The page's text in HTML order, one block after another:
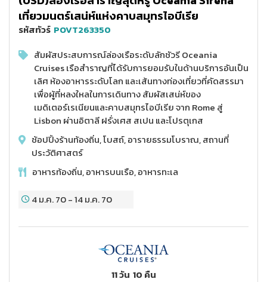
เที่ยวมนตร์เสน่ห์แห่งคาบสมุทรไอบีเรีย
รหัสทัวร์ POVT263350
สัมผัสประสบการณ์ล่องเรือระดับลักชัวรี Oceania
Cruises เรือสำราญที่ได้รับการยอมรับในด้านบริการอันเป็น
เลิศ ห้องอาหารระดับโลก และเส้นทางท่องเที่ยวที่คัดสรรมา
เพื่อผู้ที่หลงใหลในการเดินทาง สัมผัสเสน่ห์ของ
เมดิเตอร์เรเนียนและคาบสมุทรไอบีเรีย จาก Rome สู่
Lisbon ผ่านอิตาลี ฝรั่งเศส สเปน และโปรตุเกส
ช้อปปิ้งร้านท้องถิ่น, โบสถ์, อารายธรรมโบราณ, สถานที่
ประวัติศาสตร์
อาหารท้องถิ่น, อาหารบนเรือ, อาหารทะเล
4 ม.ค. 70-14 ม.ค. 70
11 วัน 10 คืน